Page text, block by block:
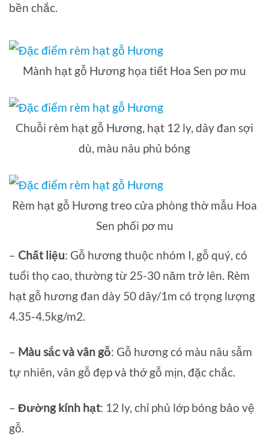
bền chắc.
Mành hạt gỗ Hương họa tiết Hoa Sen pơ mu
Chuỗi rèm hạt gỗ Hương, hạt 12 ly, dây đan sợi
dù, màu nâu phủ bóng
Rèm hạt gỗ Hương treo cửa phòng thờ mẫu Hoa
Sen phối pơ mu
– Chất liệu: Gỗ hương thuộc nhóm I, gỗ quý, có
tuổi thọ cao, thường từ 25-30 năm trở lên. Rèm
hạt gỗ hương đan dày 50 dây/1m có trọng lượng
4.35-4.5kg/m2.
– Màu sắc và vân gỗ: Gỗ hương có màu nâu sẫm
tự nhiên, vân gỗ đẹp và thớ gỗ mịn, đặc chắc.
– Đường kính hạt: 12 ly, chỉ phủ lớp bóng bảo vệ
gỗ.